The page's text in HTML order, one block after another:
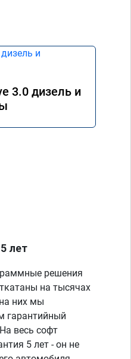
3.0 дизель и
лет
решения
на тысячах
них мы
гарантийный
весь софт
5 лет - он не